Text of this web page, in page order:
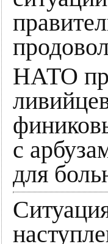
НАТО
с
для